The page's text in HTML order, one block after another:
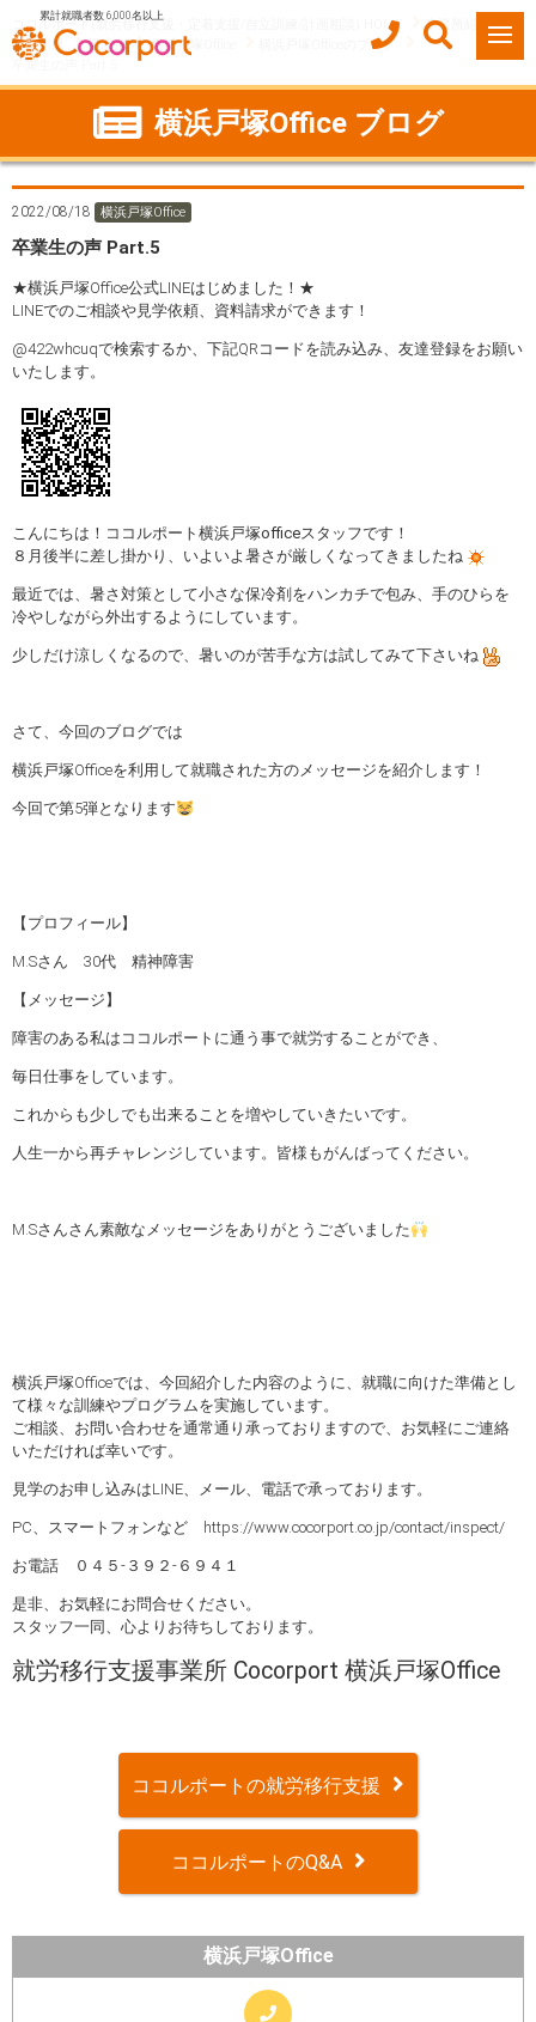
累計就職者数 6,000名以上
ココルポート(就労移行支援・定着支援/自立訓練/計画相談) HOME
事業所紹介
神奈川県
横浜市 横浜戸塚Office
横浜戸塚Officeのブログ
卒業生の声 Part.5
横浜戸塚Office ブログ
2022/08/18 横浜戸塚Office
卒業生の声 Part.5
★横浜戸塚Office公式LINEはじめました！★
LINEでのご相談や見学依頼、資料請求ができます！
@422whcuqで検索するか、下記QRコードを読み込み、友達登録をお願い
いたします。
こんにちは！ココルポート横浜戸塚officeスタッフです！
８月後半に差し掛かり、いよいよ暑さが厳しくなってきましたね
最近では、暑さ対策として小さな保冷剤をハンカチで包み、手のひらを
冷やしながら外出するようにしています。
少しだけ涼しくなるので、暑いのが苦手な方は試してみて下さいね
さて、今回のブログでは
横浜戸塚Officeを利用して就職された方のメッセージを紹介します！
今回で第5弾となります
【プロフィール】
M.Sさん 30代 精神障害
【メッセージ】
障害のある私はココルポートに通う事で就労することができ、
毎日仕事をしています。
これからも少しでも出来ることを増やしていきたいです。
人生一から再チャレンジしています。皆様もがんばってください。
M.Sさんさん素敵なメッセージをありがとうございました
横浜戸塚Officeでは、今回紹介した内容のように、就職に向けた準備とし
て様々な訓練やプログラムを実施しています。
ご相談、お問い合わせを通常通り承っておりますので、お気軽にご連絡
いただければ幸いです。
見学のお申し込みはLINE、メール、電話で承っております。
PC、スマートフォンなど https://www.cocorport.co.jp/contact/inspect/
お電話 ０４５-３９２-６９４１
是非、お気軽にお問合せください。
スタッフ一同、心よりお待ちしております。
就労移行支援事業所 Cocorport 横浜戸塚Office
ココルポートの就労移行支援
ココルポートのQ&A
横浜戸塚Office